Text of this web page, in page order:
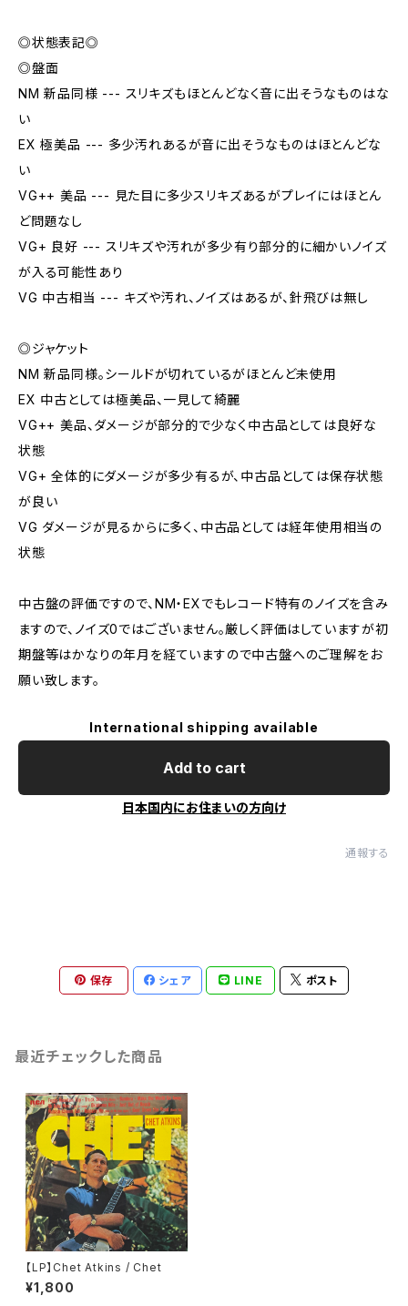
◎状態表記◎
◎盤面
NM 新品同様 --- スリキズもほとんどなく音に出そうなものはな
い
EX 極美品 --- 多少汚れあるが音に出そうなものはほとんどな
い
VG++ 美品 --- 見た目に多少スリキズあるがプレイにはほとん
ど問題なし
VG+ 良好 --- スリキズや汚れが多少有り部分的に細かいノイズ
が入る可能性あり
VG 中古相当 --- キズや汚れ、ノイズはあるが、針飛びは無し
◎ジャケット
NM 新品同様。シールドが切れているがほとんど未使用
EX 中古としては極美品、一見して綺麗
VG++ 美品、ダメージが部分的で少なく中古品としては良好な
状態
VG+ 全体的にダメージが多少有るが、中古品としては保存状態
が良い
VG ダメージが見るからに多く、中古品としては経年使用相当の
状態
中古盤の評価ですので、NM・EXでもレコード特有のノイズを含み
ますので、ノイズ0ではございません。厳しく評価はしていますが初
期盤等はかなりの年月を経ていますので中古盤へのご理解をお
願い致します。
International shipping available
Add to cart
日本国内にお住まいの方向け
通報する
保存 シェア LINE ポスト
最近チェックした商品
【LP】Chet Atkins / Chet
¥1,800